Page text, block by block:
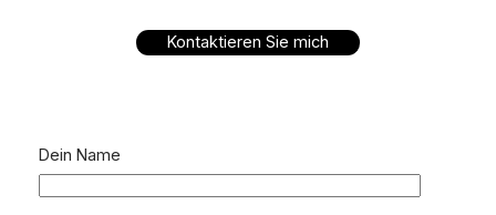
Kontaktieren Sie mich
Dein Name